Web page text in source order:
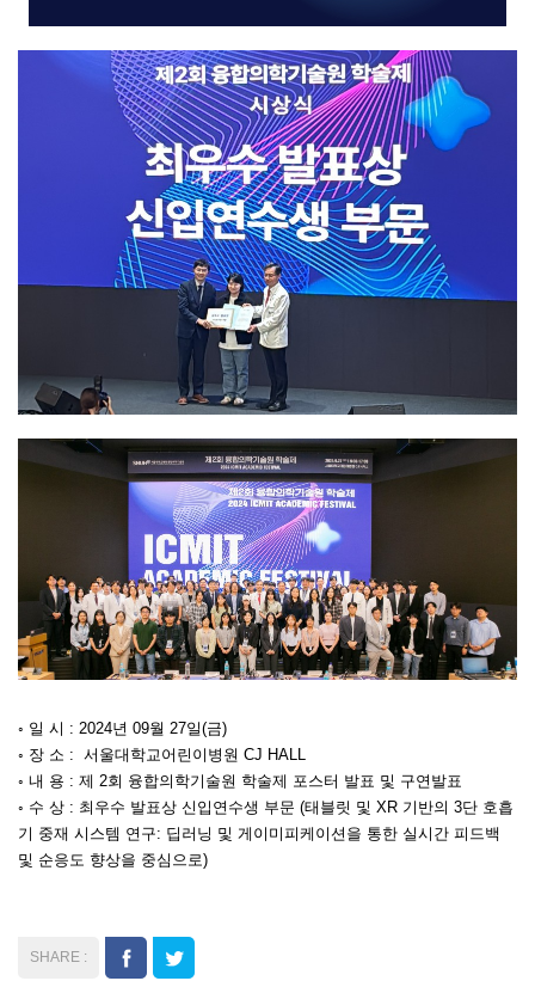
◦ 일 시 : 2024년 09월 27일(금)
◦ 장 소 : 서울대학교어린이병원 CJ HALL
◦ 내 용 : 제 2회 융합의학기술원 학술제 포스터 발표 및 구연발표
◦ 수 상 : 최우수 발표상 신입연수생 부문 (태블릿 및 XR 기반의 3단 호흡
기 중재 시스템 연구: 딥러닝 및 게이미피케이션을 통한 실시간 피드백
및 순응도 향상을 중심으로)